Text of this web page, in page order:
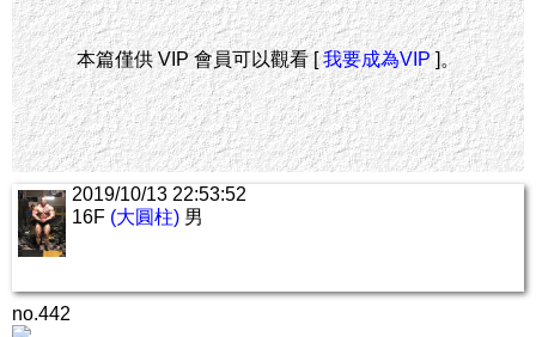
本篇僅供 VIP 會員可以觀看 [我要成為VIP]。
2019/10/13 22:53:52
16F (大圓柱) 男
no.442